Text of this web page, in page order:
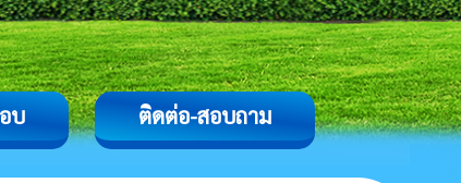
บ ติดต่อ-สอบถาม